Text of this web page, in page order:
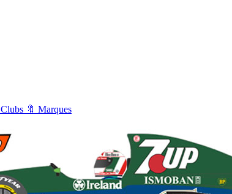
Clubs 🔖 Marques